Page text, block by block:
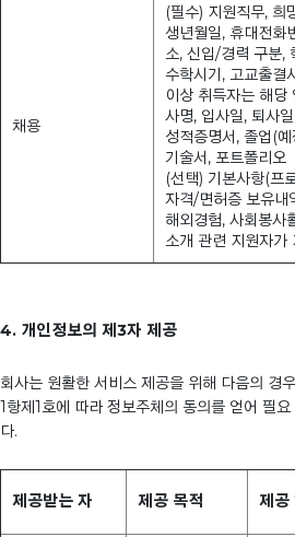
채용
(필수) 지원직무, 희
생년월일, 휴대전화
소, 신입/경력 구분,
수학시기, 고교출결
이상 취득자는 해당
사명, 입사일, 퇴사
성적증명서, 졸업(
기술서, 포트폴리오
(선택) 기본사항(프
자격/면허증 보유내
해외경험, 사회봉사
소개 관련 지원자가
4. 개인정보의 제3자 제공
회사는 원활한 서비스 제공을 위해 다음의 경
1항제1호에 따라 정보주체의 동의를 얻어 필
다.
제공받는 자 제공 목적 제공